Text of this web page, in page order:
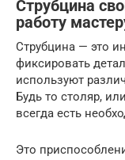
Струбцина
работу
Струбцина — это
фиксировать
используют
Будь то столяр,
всегда есть
Это